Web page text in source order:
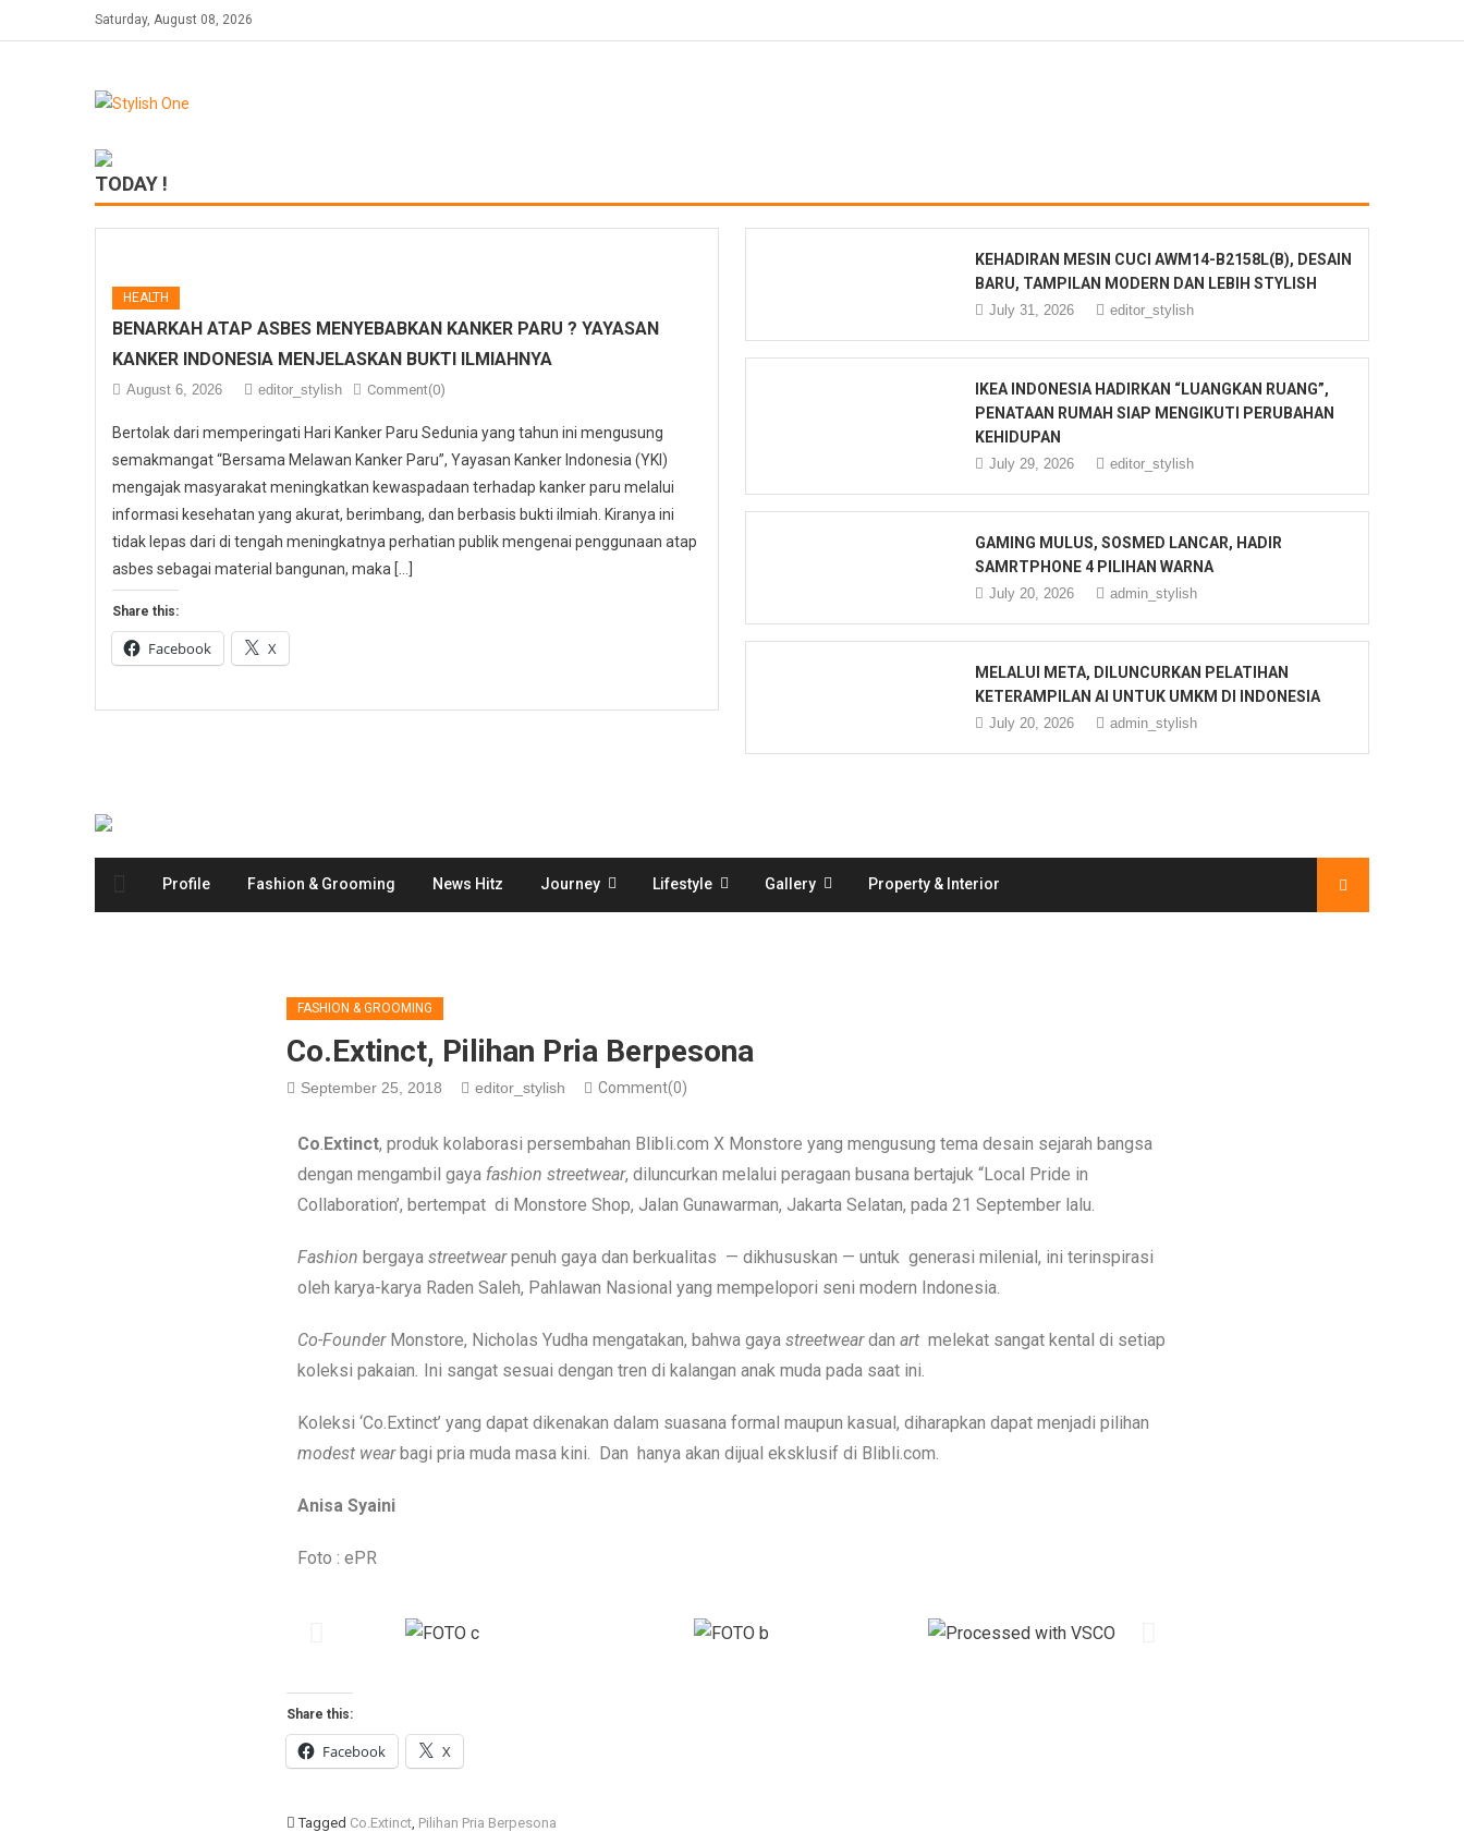
Saturday, August 08, 2026
TODAY !
HEALTH
BENARKAH ATAP ASBES MENYEBABKAN KANKER PARU ? YAYASAN
KANKER INDONESIA MENJELASKAN BUKTI ILMIAHNYA
August 6, 2026 editor_stylish Comment(0)
Bertolak dari memperingati Hari Kanker Paru Sedunia yang tahun ini mengusung
semakmangat “Bersama Melawan Kanker Paru”, Yayasan Kanker Indonesia (YKI)
mengajak masyarakat meningkatkan kewaspadaan terhadap kanker paru melalui
informasi kesehatan yang akurat, berimbang, dan berbasis bukti ilmiah. Kiranya ini
tidak lepas dari di tengah meningkatnya perhatian publik mengenai penggunaan atap
asbes sebagai material bangunan, maka […]
Share this:
Facebook X
KEHADIRAN MESIN CUCI AWM14-B2158L(B), DESAIN
BARU, TAMPILAN MODERN DAN LEBIH STYLISH
July 31, 2026 editor_stylish
IKEA INDONESIA HADIRKAN “LUANGKAN RUANG”,
PENATAAN RUMAH SIAP MENGIKUTI PERUBAHAN
KEHIDUPAN
July 29, 2026 editor_stylish
GAMING MULUS, SOSMED LANCAR, HADIR
SAMRTPHONE 4 PILIHAN WARNA
July 20, 2026 admin_stylish
MELALUI META, DILUNCURKAN PELATIHAN
KETERAMPILAN AI UNTUK UMKM DI INDONESIA
July 20, 2026 admin_stylish
Profile Fashion & Grooming News Hitz Journey Lifestyle Gallery Property & Interior
FASHION & GROOMING
Co.Extinct, Pilihan Pria Berpesona
September 25, 2018 editor_stylish Comment(0)
Co Extinct, produk kolaborasi persembahan Blibli.com X Monstore yang mengusung tema desain sejarah bangsa
dengan mengambil gaya fashion streetwear, diluncurkan melalui peragaan busana bertajuk “Local Pride in
Collaboration’, bertempat di Monstore Shop, Jalan Gunawarman, Jakarta Selatan, pada 21 September lalu.
Fashion bergaya streetwearpenuh gaya dan berkualitas — dikhususkan — untuk generasi milenial, ini terinspirasi
oleh karya-karya Raden Saleh, Pahlawan Nasional yang mempelopori seni modern Indonesia.
Co-FounderMonstore, Nicholas Yudha mengatakan, bahwa gaya streetweardan artmelekat sangat kental di setiap
koleksi pakaian Ini sangat sesuai dengan tren di kalangan anak muda pada saat ini.
Koleksi ‘Co.Extinct’ yang dapat dikenakan dalam suasana formal maupun kasual, diharapkan dapat menjadi pilihan
modest wearbagi pria muda masa kini. Dan hanya akan dijual eksklusif di Blibli.com.
Anisa Syaini
Foto : ePR
Share this:
Facebook X
Tagged Co.Extinct, Pilihan Pria Berpesona